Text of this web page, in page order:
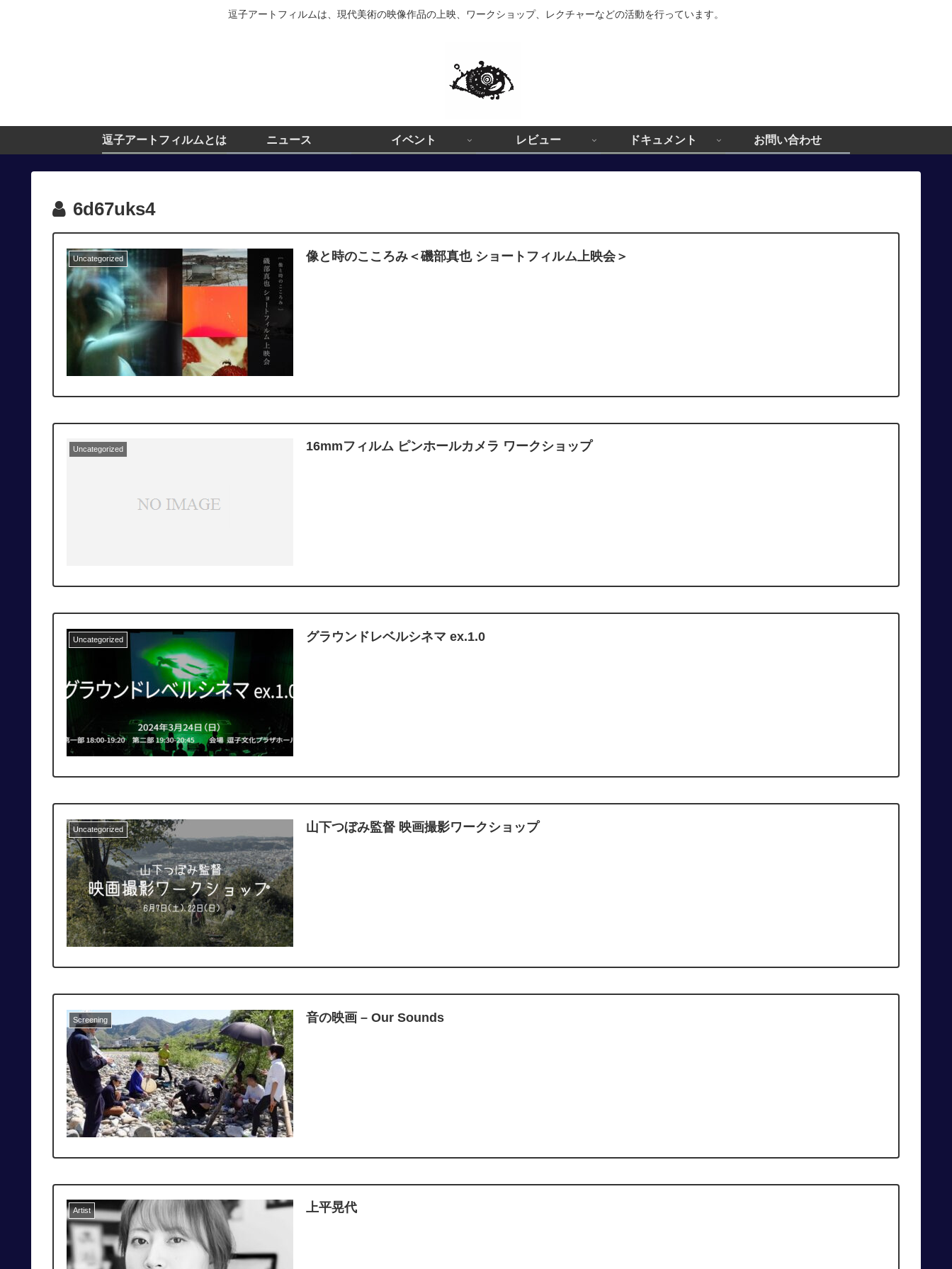
逗子アートフィルムは、現代美術の映像作品の上映、ワークショップ、レクチャーなどの活動を行っています。
逗子アートフィルムとは ニュース イベント レビュー ドキュメント お問い合わせ
6d67uks4
Uncategorized 像と時のこころみ＜磯部真也 ショートフィルム上映会＞
Uncategorized 16mmフィルム ピンホールカメラ ワークショップ
Uncategorized グラウンドレベルシネマ ex.1.0
Uncategorized 山下つぼみ監督 映画撮影ワークショップ
Screening 音の映画 – Our Sounds
Artist 上平晃代